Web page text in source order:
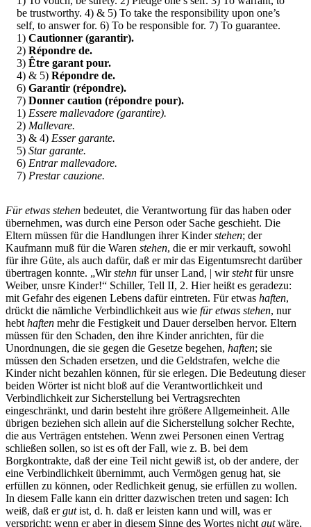
be trustworthy. 4) & 5) To take the responsibility upon one’s
self, to answer for. 6) To be responsible for. 7) To guarantee.
1) Cautionner (garantir).
2) Répondre de.
3) Être garant pour.
4) & 5) Répondre de.
6) Garantir (répondre).
7) Donner caution (répondre pour).
1) Essere mallevadore (garantire).
2) Mallevare.
3) & 4) Esser garante.
5) Star garante.
6) Entrar mallevadore.
7) Prestar cauzione.
Für etwas stehen bedeutet, die Verantwortung für das haben oder
übernehmen, was durch eine Person oder Sache geschieht. Die
Eltern müssen für die Handlungen ihrer Kinderstehen; der
Kaufmann muß für die Waren stehen, die er mir verkauft, sowohl
für ihre Güte, als auch dafür, daß er mir das Eigentumsrecht darüber
übertragen konnte. „Wirstehn für unser Land, | wirstehtfür unsre
Weiber, unsre Kinder!“ Schiller, Tell II, 2. Hier heißt es geradezu:
mit Gefahr des eigenen Lebens dafür eintreten. Für etwas haften,
drückt die nämliche Verbindlichkeit aus wie für etwas stehen, nur
hebt haften mehr die Festigkeit und Dauer derselben hervor. Eltern
müssen für den Schaden, den ihre Kinder anrichten, für die
Unordnungen, die sie gegen die Gesetze begehen, haften; sie
müssen den Schaden ersetzen, und die Geldstrafen, welche die
Kinder nicht bezahlen können, für sie erlegen. Die Bedeutung dieser
beiden Wörter ist nicht bloß auf die Verantwortlichkeit und
Verbindlichkeit zur Sicherstellung bei Vertragsrechten
eingeschränkt, und darin besteht ihre größere Allgemeinheit. Alle
übrigen beziehen sich allein auf die Sicherstellung solcher Rechte,
die aus Verträgen entstehen. Wenn zwei Personen einen Vertrag
schließen sollen, so ist es oft der Fall, wie z. B. bei dem
Borgkontrakte, daß der eine Teil nicht gewiß ist, ob der andere, der
eine Verbindlichkeit übernimmt, auch Vermögen genug hat, sie
erfüllen zu können, oder Redlichkeit genug, sie erfüllen zu wollen.
In diesem Falle kann ein dritter dazwischen treten und sagen: Ich
weiß, daß ergutist, d. h. daß er leisten kann und will, was er
verspricht; wenn er aber in diesem Sinne des Wortes nicht gutwäre,